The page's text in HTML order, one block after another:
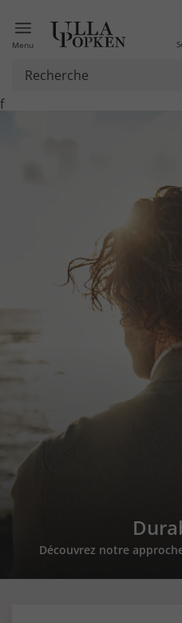
Menu
f
Découvrez notre